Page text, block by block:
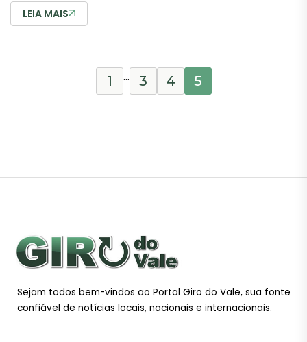
LEIA MAIS
1 … 3 4 5
Sejam todos bem-vindos ao Portal Giro do Vale, sua fonte
confiável de notícias locais, nacionais e internacionais.